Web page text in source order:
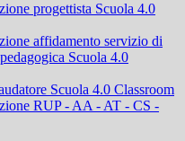
progettista Scuola 4.0
affidamento servizio di
Scuola 4.0
Scuola 4.0 Classroom
RUP - AA - AT - CS -